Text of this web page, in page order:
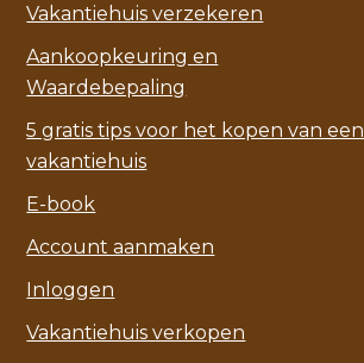
Vakantiehuis verzekeren
Aankoopkeuring en
Waardebepaling
5 gratis tips voor het kopen van een
vakantiehuis
E-book
Account aanmaken
Inloggen
Vakantiehuis verkopen